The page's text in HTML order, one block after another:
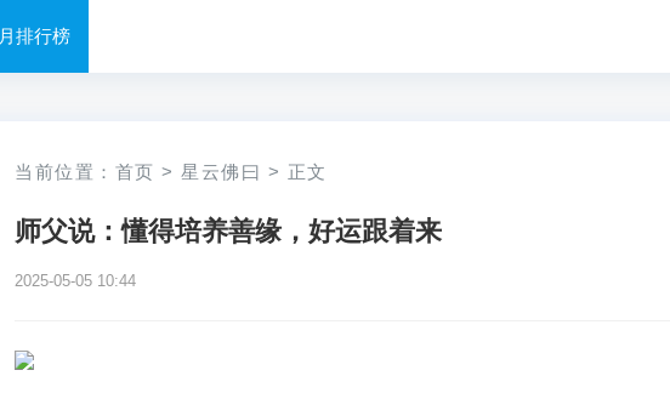
月排行榜
当前位置： 首页 > 星云佛曰 > 正文
师父说：懂得培养善缘，好运跟着来
2025-05-05 10:44